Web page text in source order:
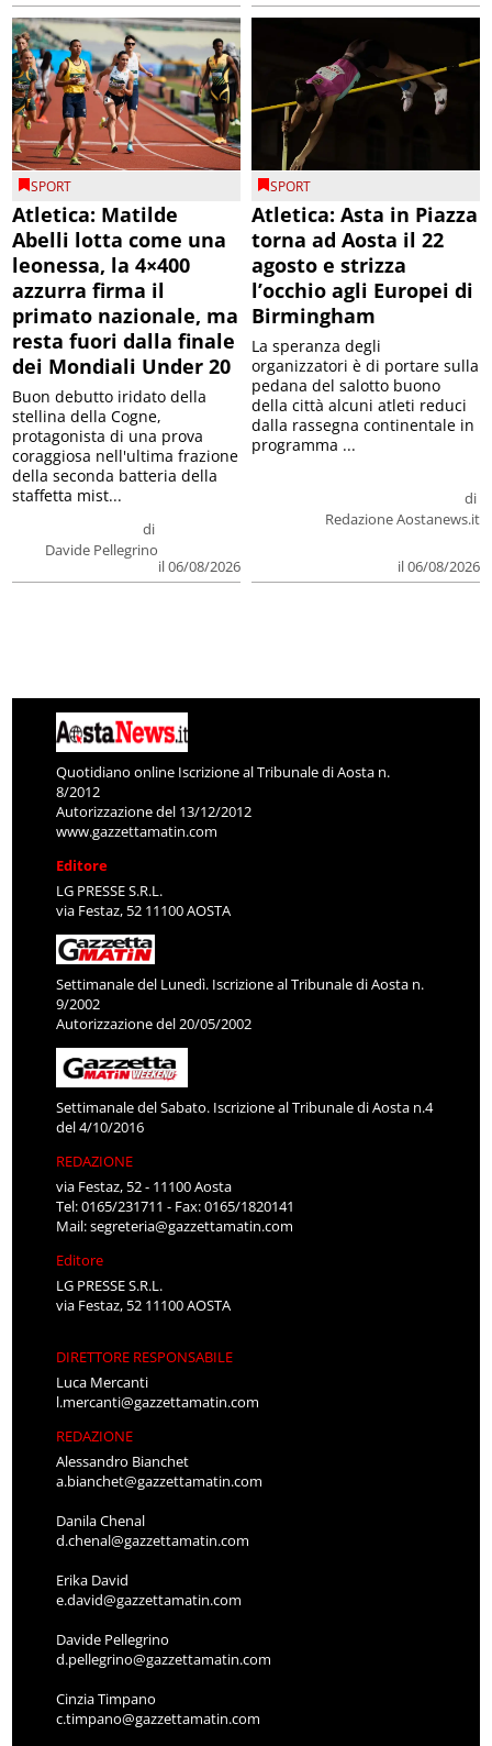
SPORT
Atletica: Matilde
Abelli lotta come una
leonessa, la 4×400
azzurra firma il
primato nazionale, ma
resta fuori dalla finale
dei Mondiali Under 20
di
Davide Pellegrino
il 06/08/2026
Buon debutto iridato della
stellina della Cogne,
protagonista di una prova
coraggiosa nell'ultima frazione
della seconda batteria della
staffetta mist...
SPORT
Atletica: Asta in Piazza
torna ad Aosta il 22
agosto e strizza
l’occhio agli Europei di
Birmingham
di
Redazione Aostanews.it
il 06/08/2026
La speranza degli
organizzatori è di portare sulla
pedana del salotto buono
della città alcuni atleti reduci
dalla rassegna continentale in
programma ...
Quotidiano online Iscrizione al Tribunale di Aosta n.
8/2012
Autorizzazione del 13/12/2012
www.gazzettamatin.com
Editore
LG PRESSE S.R.L.
via Festaz, 52 11100 AOSTA
Settimanale del Lunedì. Iscrizione al Tribunale di Aosta n.
9/2002
Autorizzazione del 20/05/2002
Settimanale del Sabato. Iscrizione al Tribunale di Aosta n.4
del 4/10/2016
REDAZIONE
via Festaz, 52 - 11100 Aosta
Tel: 0165/231711 - Fax: 0165/1820141
Mail:segreteria@gazzettamatin.com
Editore
LG PRESSE S.R.L.
via Festaz, 52 11100 AOSTA
DIRETTORE RESPONSABILE
Luca Mercanti
l.mercanti@gazzettamatin.com
REDAZIONE
Alessandro Bianchet
a.bianchet@gazzettamatin.com
Danila Chenal
d.chenal@gazzettamatin.com
Erika David
e.david@gazzettamatin.com
Davide Pellegrino
d.pellegrino@gazzettamatin.com
Cinzia Timpano
c.timpano@gazzettamatin.com